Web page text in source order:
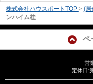
株式会社ハウスポートTOP > (居
ンハイム桂
ペ
営
定休日: